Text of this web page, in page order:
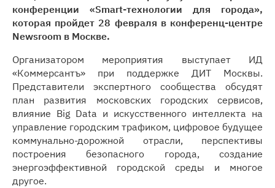
конференции «Smart-технологии для города»,
которая пройдет 28 февраля в конференц-центре
Newsroom в Москве.
Организатором мероприятия выступает ИД
«Коммерсантъ» при поддержке ДИТ Москвы.
Представители экспертного сообщества обсудят
план развития московских городских сервисов,
влияние Big Data и искусственного интеллекта на
управление городским трафиком, цифровое будущее
коммунально-дорожной отрасли, перспективы
построения безопасного города, создание
энергоэффективной городской среды и многое
другое.